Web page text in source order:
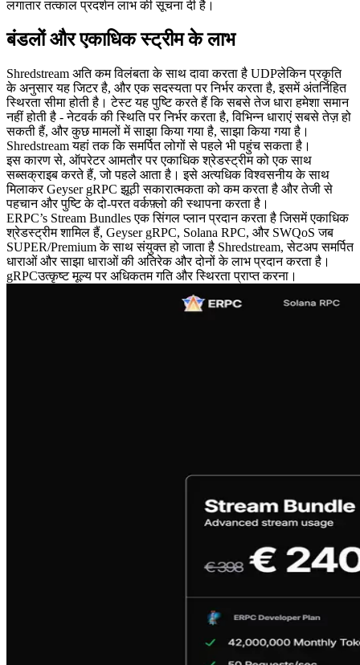
लगातार तत्काल प्रदर्शन लाभ की सूचना दी है।
बंडलों और एकाधिक स्ट्रीम के लाभ
Shredstream अति कम विलंबता के साथ दावा करता है UDPलेकिन प्रकृति
के अनुसार यह जिटर है, और एक सदस्यता पर निर्भर करता है, इसमें अंतर्निहित
स्थिरता सीमा होती है। टेस्ट यह पुष्टि करते हैं कि सबसे तेज धारा हमेशा समान
नहीं होती है - नेटवर्क की स्थिति पर निर्भर करता है, विभिन्न धाराएं सबसे तेज़ हो
सकती हैं, और कुछ मामलों में साझा किया गया है, साझा किया गया है।
Shredstream यहां तक कि समर्पित लोगों से पहले भी पहुंच सकता है।
इस कारण से, ऑपरेटर आमतौर पर एकाधिक श्रेडस्ट्रीम को एक साथ
सब्सक्राइब करते हैं, जो पहले आता है। इसे अत्यधिक विश्वसनीय के साथ
मिलाकर Geyser gRPC झूठी सकारात्मकता को कम करता है और तेजी से
पहचान और पुष्टि के दो-परत वर्कफ़्लो की स्थापना करता है।
ERPC’s Stream Bundles एक सिंगल प्लान प्रदान करता है जिसमें एकाधिक
श्रेडस्ट्रीम शामिल हैं, Geyser gRPC, Solana RPC, और SWQoS जब
SUPER/Premium के साथ संयुक्त हो जाता है Shredstream, सेटअप समर्पित
धाराओं और साझा धाराओं की अतिरेक और दोनों के लाभ प्रदान करता है।
gRPCउत्कृष्ट मूल्य पर अधिकतम गति और स्थिरता प्राप्त करना।